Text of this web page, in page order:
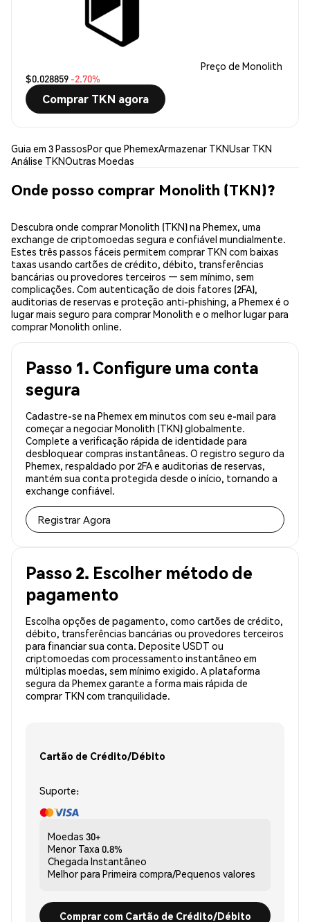
Preço de Monolith
$0.028859 -2.70%
Comprar TKN agora
Guia em 3 PassosPor que PhemexArmazenar TKNUsar TKN
Análise TKNOutras Moedas
Onde posso comprar Monolith (TKN)?
Descubra onde comprar Monolith (TKN) na Phemex, uma
exchange de criptomoedas segura e confiável mundialmente.
Estes três passos fáceis permitem comprar TKN com baixas
taxas usando cartões de crédito, débito, transferências
bancárias ou provedores terceiros — sem mínimo, sem
complicações. Com autenticação de dois fatores (2FA),
auditorias de reservas e proteção anti-phishing, a Phemex é o
lugar mais seguro para comprar Monolith e o melhor lugar para
comprar Monolith online.
Passo 1. Configure uma conta
segura
Cadastre-se na Phemex em minutos com seu e-mail para
começar a negociar Monolith (TKN) globalmente.
Complete a verificação rápida de identidade para
desbloquear compras instantâneas. O registro seguro da
Phemex, respaldado por 2FA e auditorias de reservas,
mantém sua conta protegida desde o início, tornando a
exchange confiável.
Registrar Agora
Passo 2. Escolher método de
pagamento
Escolha opções de pagamento, como cartões de crédito,
débito, transferências bancárias ou provedores terceiros
para financiar sua conta. Deposite USDT ou
criptomoedas com processamento instantâneo em
múltiplas moedas, sem mínimo exigido. A plataforma
segura da Phemex garante a forma mais rápida de
comprar TKN com tranquilidade.
Cartão de Crédito/Débito
Suporte:
Moedas 30+
Menor Taxa 0.8%
Chegada Instantâneo
Melhor para Primeira compra/Pequenos valores
Comprar com Cartão de Crédito/Débito